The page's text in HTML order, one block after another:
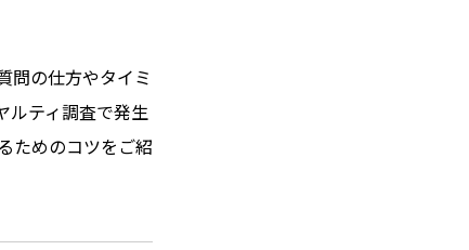
問の仕方やタイミ
ルティ調査で発生
ためのコツをご紹